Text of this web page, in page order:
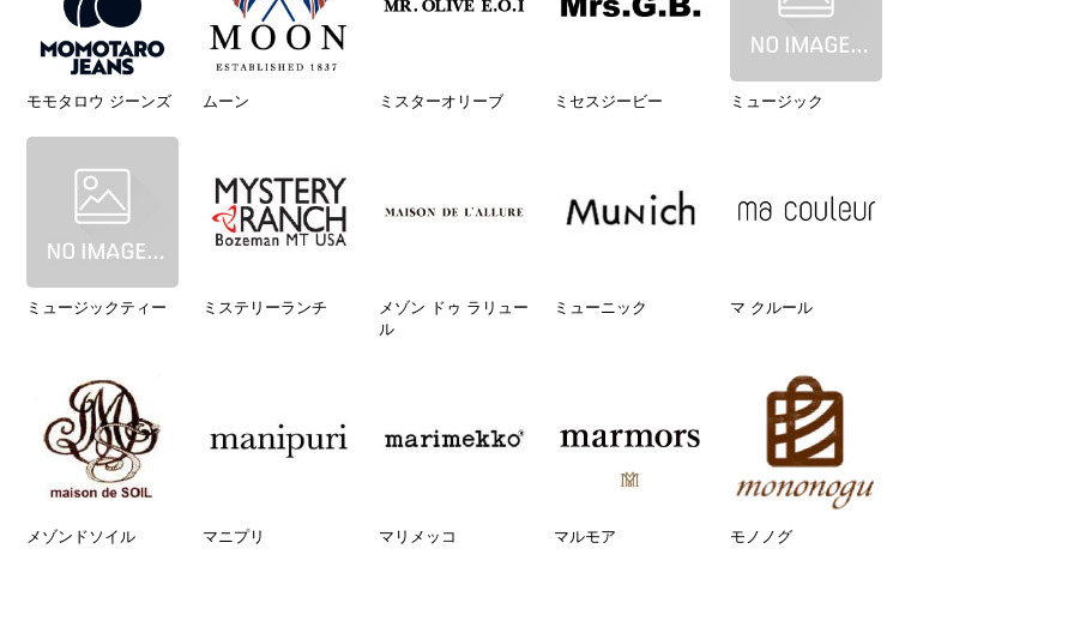
モモタロウ ジーンズ ムーン ミスターオリーブ ミセスジービー ミュージック
ミュージックティー ミステリーランチ
メゾン ドゥ ラリュー
ル
ミューニック マ クルール
メゾンドソイル マニプリ マリメッコ マルモア モノノグ